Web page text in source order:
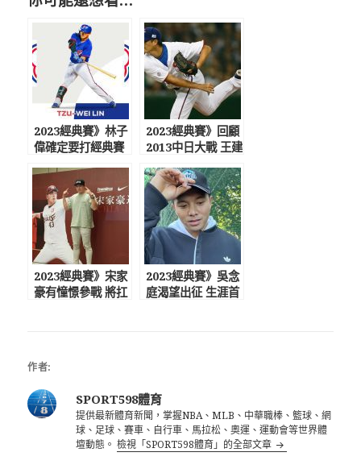
2023經典賽》林子
偉確定要打經典賽
2023經典賽》回顧
2013中日大戰 王建
嘆
2023經典賽》宋家
豪有憧憬參戰 將扛
2023經典賽》吳念
庭渴望出征 生涯首
作者:
SPORT598體育
提供最新體育新聞，掌握NBA、MLB、中華職棒、籃球、網
球、足球、賽車、自行車、馬拉松、奧運、運動會等世界體
壇動態。檢視「SPORT598體育」的全部文章